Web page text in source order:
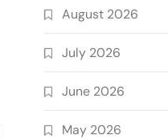
August 2026
July 2026
June 2026
May 2026